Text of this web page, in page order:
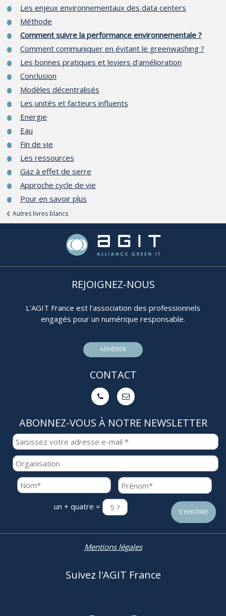
Les enjeux environnementaux des data centers
Méthode
Comment suivre la performance environnementale ?
Comment communiquer en évitant le greenwashing ?
Les bonnes pratiques et leviers d'amélioration
Conclusion
Modèles décentralisés
Les unités et facteurs influents
Energie
Eau
Fin de vie
Les ressources
Gaz à effet de serre
Approche cycle de vie
Pour en savoir plus
Autres livres blancs
REJOIGNEZ-NOUS
L'AGIT France est l’association des professionnels
engagés pour un numérique responsable.
ADHÉRER
CONTACT
 
ABONNEZ-VOUS À NOTRE NEWSLETTER
un + quatre =
Mentions légales
Suivez l'AGIT France